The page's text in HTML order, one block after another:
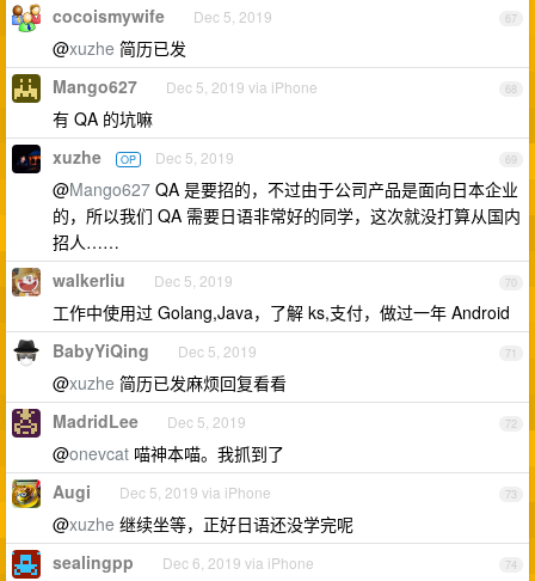
67
cocoismywife Dec 5, 2019
@xuzhe 简历已发
68
Mango627 Dec 5, 2019 via iPhone
有 QA 的坑嘛
69
xuzhe OP Dec 5, 2019
@Mango627 QA 是要招的，不过由于公司产品是面向日本企业
的，所以我们 QA 需要日语非常好的同学，这次就没打算从国内
招人……
70
walkerliu Dec 5, 2019
工作中使用过 Golang,Java，了解 ks,支付，做过一年 Android
71
BabyYiQing Dec 5, 2019
@xuzhe 简历已发麻烦回复看看
72
MadridLee Dec 5, 2019
@onevcat 喵神本喵。我抓到了
73
Augi Dec 5, 2019 via iPhone
@xuzhe 继续坐等，正好日语还没学完呢
74
sealingpp Dec 6, 2019 via iPhone